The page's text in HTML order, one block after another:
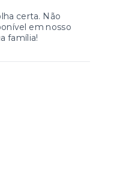
certa. Não
em nosso
família!